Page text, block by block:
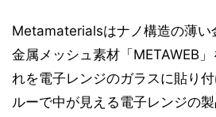
Metamaterialsはナノ構造の薄い
金属メッシュ素材「METAWEB
れを電子レンジのガラスに貼り
ルーで中が見える電子レンジの